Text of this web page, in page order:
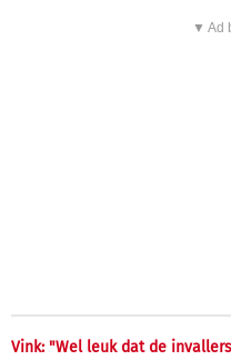
▼ Ad
Vink: "Wel leuk dat de